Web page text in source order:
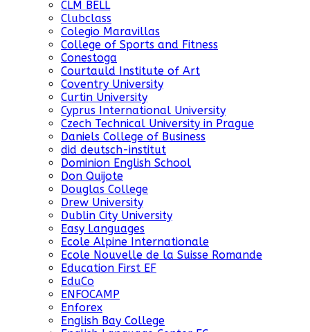
CLM BELL
Clubclass
Colegio Maravillas
College of Sports and Fitness
Conestoga
Courtauld Institute of Art
Coventry University
Curtin University
Cyprus International University
Czech Technical University in Prague
Daniels College of Business
did deutsch-institut
Dominion English School
Don Quijote
Douglas College
Drew University
Dublin City University
Easy Languages
Ecole Alpine Internationale
Ecole Nouvelle de la Suisse Romande
Education First EF
EduCo
ENFOCAMP
Enforex
English Bay College